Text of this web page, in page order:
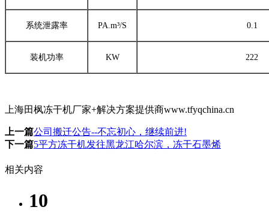
系统泄露率 PA.m³/S 0.1
装机功率 KW 222
上海田枫冻干机厂家+解决方案提供商www.tfyqchina.cn
上一篇公司搬迁公告--不忘初心，继续前进!
下一篇5平方冻干机发往黑龙江哈尔滨，冻干石墨烯
相关内容
10